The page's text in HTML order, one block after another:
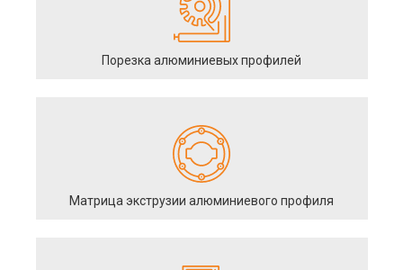
Порезка алюминиевых профилей
Матрица экструзии алюминиевого профиля